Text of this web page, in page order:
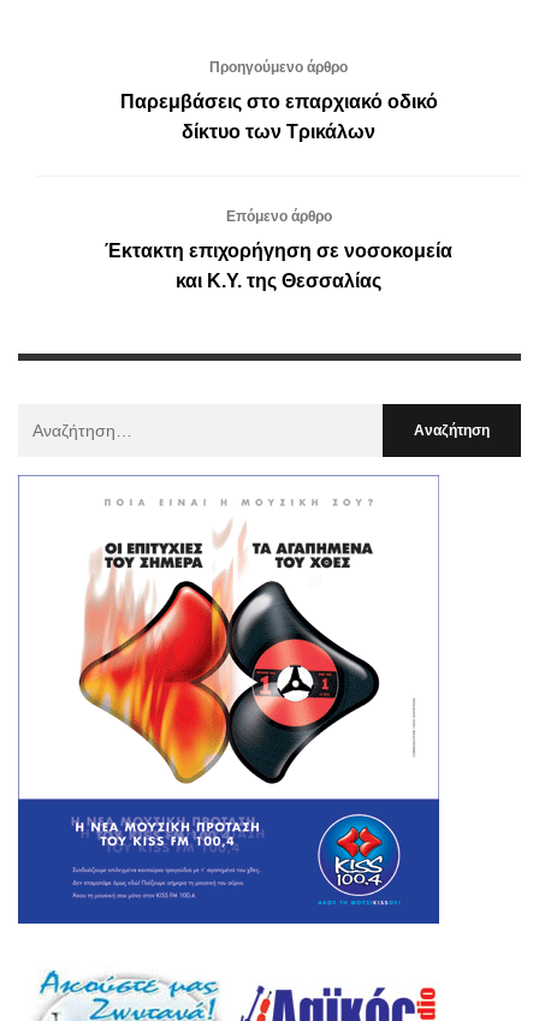
Προηγούμενο άρθρο
Παρεμβάσεις στο επαρχιακό οδικό
δίκτυο των Τρικάλων
Επόμενο άρθρο
Έκτακτη επιχορήγηση σε νοσοκομεία
και Κ.Υ. της Θεσσαλίας
: